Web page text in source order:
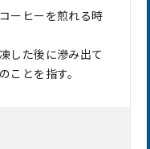
ーヒーを煎れる時
した後に滲み出て
ことを指す。